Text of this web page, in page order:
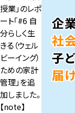
授業」のレポ
ート「#6 自
分らしく生
きる（ウェル
ビーイング）
ための家計
管理」を追
加しました。
【note】